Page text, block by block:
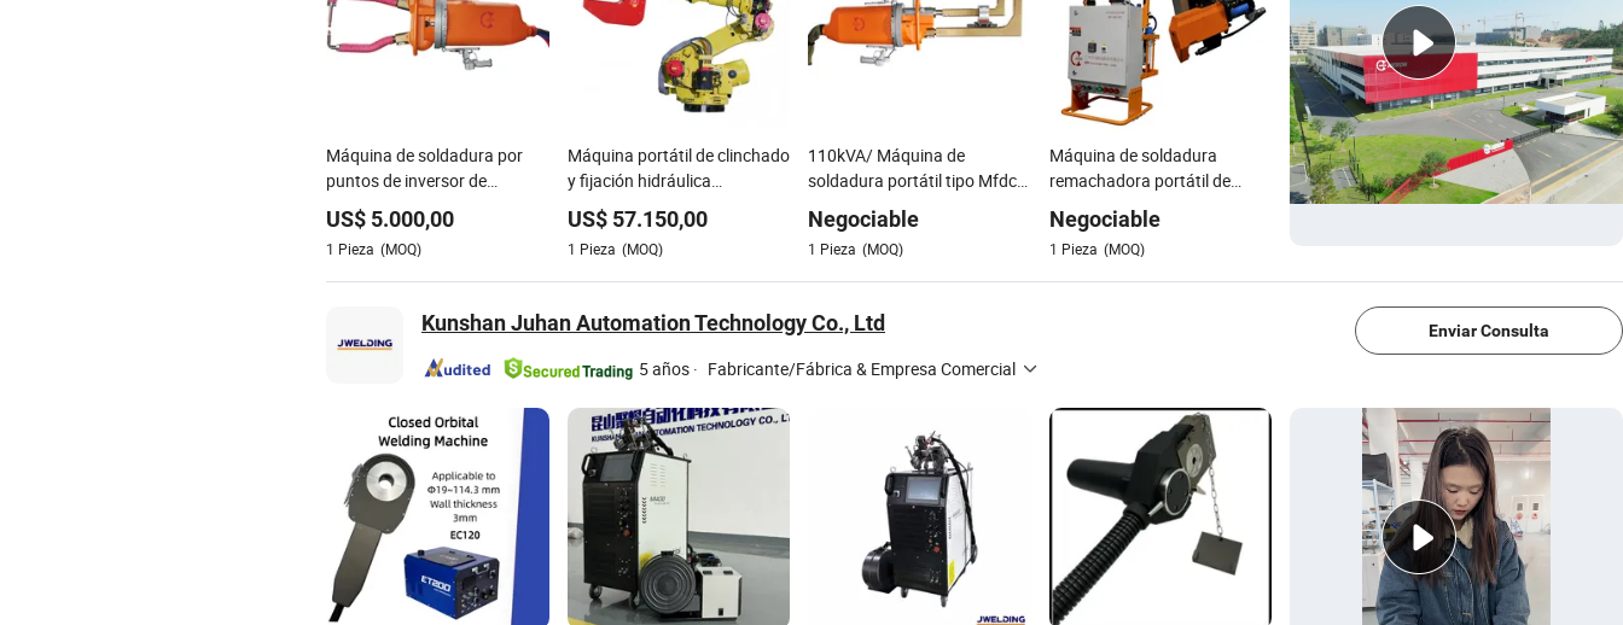
Máquina de soldadura por
puntos de inversor de
resistencia portátil y manual
para carrocería de automóvil
y brazo oscilante
US$ 5.000,00
1 Pieza (MOQ)
Máquina portátil de clinchado
y fijación hidráulica
impulsada por motor servo
para unión de múltiples
materiales
US$ 57.150,00
1 Pieza (MOQ)
110kVA/ Máquina de
soldadura portátil tipo Mfdc
Negociable
1 Pieza (MOQ)
Máquina de soldadura
remachadora portátil de
Negociable
1 Pieza (MOQ)
Kunshan Juhan Automation Technology Co., Ltd
5 años · Fabricante/Fábrica & Empresa Comercial
Enviar Consulta